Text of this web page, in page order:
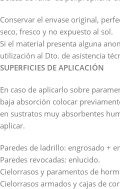
Conservar el envase original,
seco, fresco y no expuesto al sol.
Si el material presenta alguna
utilización al Dto. de asistencia
SUPERFICIES DE APLICACIÓN
En caso de aplicarlo sobre
baja absorción colocar
en sustratos muy absorbentes
aplicar.
Paredes de ladrillo: engrosado +
Paredes revocadas: enlucido.
Cielorrasos y paramentos de
Cielorrasos armados y cajas de